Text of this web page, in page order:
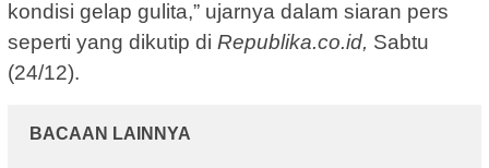
kondisi gelap gulita,” ujarnya dalam siaran pers
seperti yang dikutip di Republika.co.id, Sabtu
(24/12).
BACAAN LAINNYA